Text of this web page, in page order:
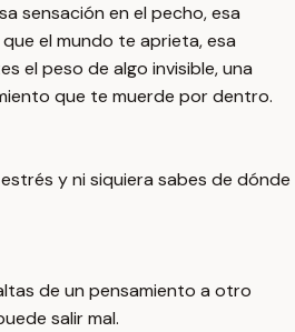
sensación en el pecho, esa
el mundo te aprieta, esa
el peso de algo invisible, una
que te muerde por dentro.
y ni siquiera sabes de dónde
de un pensamiento a otro
salir mal.